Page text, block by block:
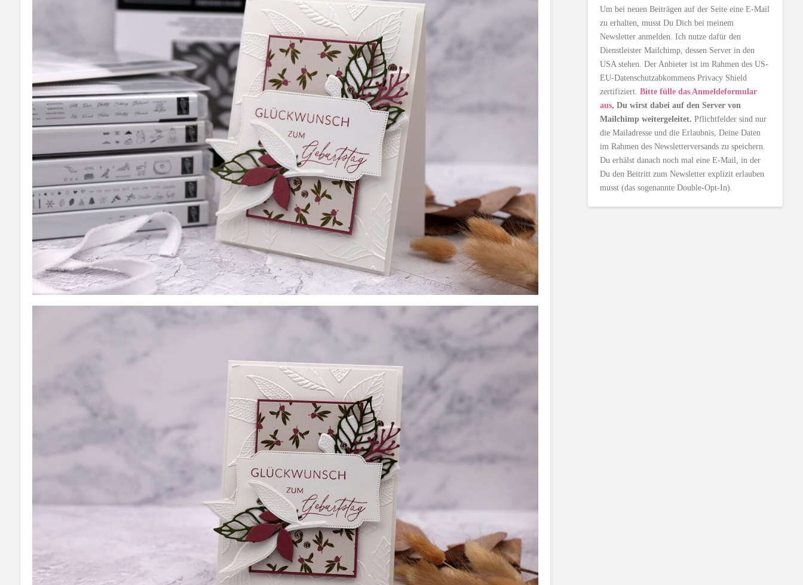
Um bei neuen Beiträgen auf der Seite eine E-Mail
zu erhalten, musst Du Dich bei meinem
Newsletter anmelden. Ich nutze dafür den
Dienstleister Mailchimp, dessen Server in den
USA stehen. Der Anbieter ist im Rahmen des US-
EU-Datenschutzabkommens Privacy Shield
zertifiziert.Bitte fülle das Anmeldeformular
aus, Du wirst dabei auf den Server von
Mailchimp weitergeleitet. Pflichtfelder sind nur
die Mailadresse und die Erlaubnis, Deine Daten
im Rahmen des Newsletterversands zu speichern.
Du erhälst danach noch mal eine E-Mail, in der
Du den Beitritt zum Newsletter explizit erlauben
musst (das sogenannte Double-Opt-In).